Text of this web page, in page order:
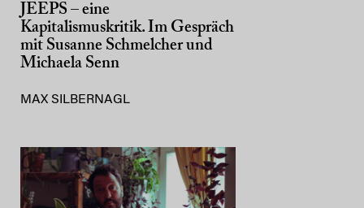
JEEPS – eine
Kapitalismuskritik. Im Gespräch
mit Susanne Schmelcher und
Michaela Senn
MAX SILBERNAGL